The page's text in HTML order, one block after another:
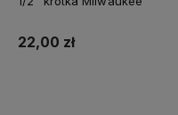
22,00 zł